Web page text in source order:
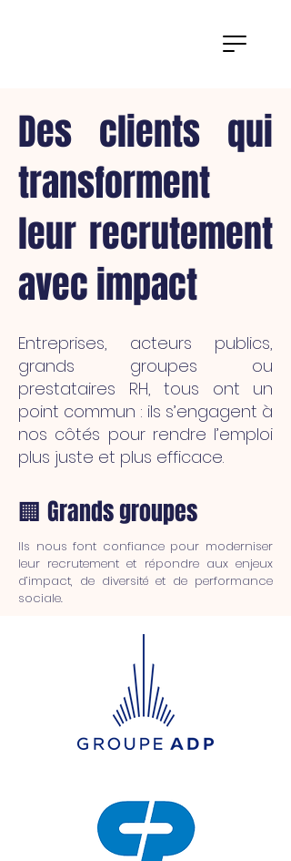
Des clients qui
transforment
leur recrutement
avec impact
Entreprises, acteurs publics,
grands groupes ou
prestataires RH, tous ont un
point commun : ils s’engagent à
nos côtés pour rendre l’emploi
plus juste et plus efficace.
🏢 Grands groupes
Ils nous font confiance pour moderniser
leur recrutement et répondre aux enjeux
d’impact, de diversité et de performance
sociale.